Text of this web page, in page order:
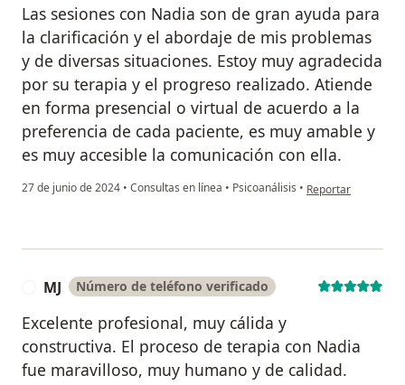
Las sesiones con Nadia son de gran ayuda para
la clarificación y el abordaje de mis problemas
y de diversas situaciones. Estoy muy agradecida
por su terapia y el progreso realizado. Atiende
en forma presencial o virtual de acuerdo a la
preferencia de cada paciente, es muy amable y
es muy accesible la comunicación con ella.
27 de junio de 2024 • Consultas en línea • Psicoanálisis • en opinión del
Reportar
MJ Número de teléfono verificado
Excelente profesional, muy cálida y
constructiva. El proceso de terapia con Nadia
fue maravilloso, muy humano y de calidad.